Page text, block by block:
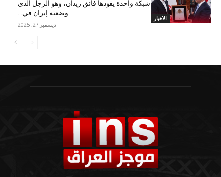
الأخبار
شبكة واحدة يقودها فائق زيدان، وهو الرجل الذي
وضعته إيران في...
ديسمبر 27, 2025